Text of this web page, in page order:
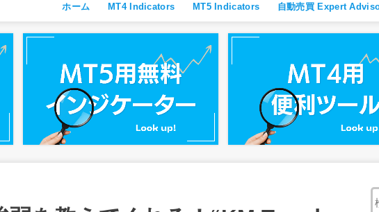
ホーム MT4 Indicators
MT4 すべて
MT4 便利ツール
MT4 Oscillator
MT4 Moving Average
MT4 Fibonacci
MT4 Bollinger Bands
MT4 レジサポ・トレンドライン
MT4 ブレイクアウト向け
MT4 スキャルピング向け
MT4 通貨強弱
MT4 プライスアクション向け
MT5 Indicators 自動売買 Expert